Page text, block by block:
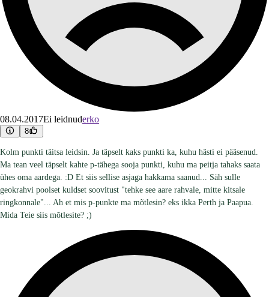
08.04.2017Ei leidnuderko
8
Kolm punkti täitsa leidsin. Ja täpselt kaks punkti ka, kuhu hästi ei pääsenud.
Ma tean veel täpselt kahte p-tähega sooja punkti, kuhu ma peitja tahaks saata
ühes oma aardega. :D Et siis sellise asjaga hakkama saanud... Säh sulle
geokrahvi poolset kuldset soovitust "tehke see aare rahvale, mitte kitsale
ringkonnale"... Ah et mis p-punkte ma mõtlesin? eks ikka Perth ja Paapua.
Mida Teie siis mõtlesite? ;)